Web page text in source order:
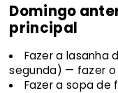
Domingo
principal
Fazer a lasanha
segunda) — fazer
Fazer a sopa de